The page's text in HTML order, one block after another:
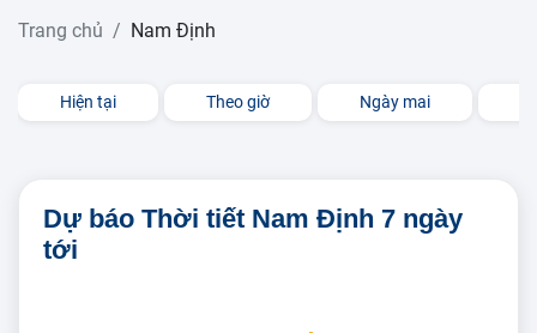
Trang chủ Nam Định
Hiện tại Theo giờ Ngày mai
Dự báo Thời tiết Nam Định 7 ngày
tới